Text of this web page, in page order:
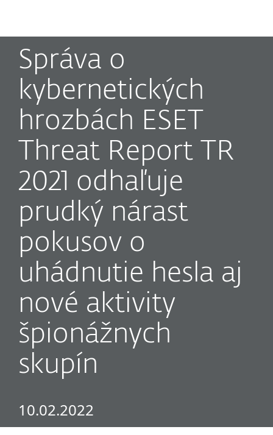
Správa o
kybernetických
hrozbách ESET
Threat Report TR
2021 odhaľuje
prudký nárast
pokusov o
uhádnutie hesla aj
nové aktivity
špionážnych
skupín
10.02.2022